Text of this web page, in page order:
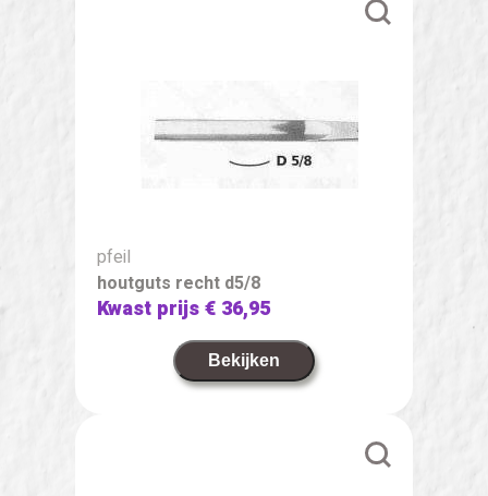
pfeil
houtguts recht d5/8
Kwast prijs€ 36,95
Bekijken